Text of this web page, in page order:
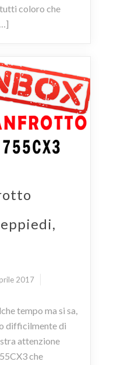
coloro che
2017
tempo ma si sa,
difficilmente di
attenzione
che